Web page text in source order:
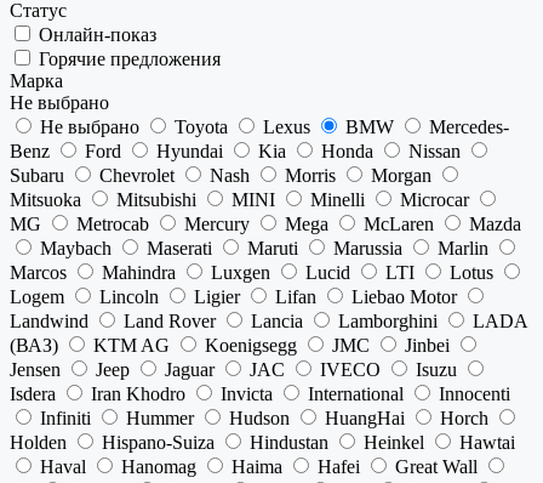
Статус
Онлайн-показ
Горячие предложения
Марка
Не выбрано
Не выбрано
Toyota Lexus BMW
Mercedes-
Benz
Ford Hyundai Kia Honda
Nissan
Subaru
Chevrolet Nash Morris
Morgan
Mitsuoka
Mitsubishi MINI Minelli
Microcar
MG
Metrocab Mercury Mega McLaren
Mazda
Maybach
Maserati Maruti Marussia
Marlin
Marcos
Mahindra Luxgen Lucid LTI
Lotus
Logem
Lincoln Ligier Lifan
Liebao Motor
Landwind
Land Rover Lancia Lamborghini
LADA
(ВАЗ)
KTM AG Koenigsegg JMC
Jinbei
Jensen
Jeep Jaguar JAC IVECO
Isuzu
Isdera
Iran Khodro Invicta International
Innocenti
Infiniti
Hummer Hudson HuangHai
Horch
Holden
Hispano-Suiza Hindustan Heinkel
Hawtai
Haval
Hanomag Haima Hafei
Great Wall